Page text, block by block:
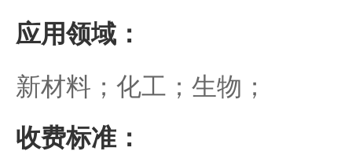
应用领域：
新材料；化工；生物；
收费标准：